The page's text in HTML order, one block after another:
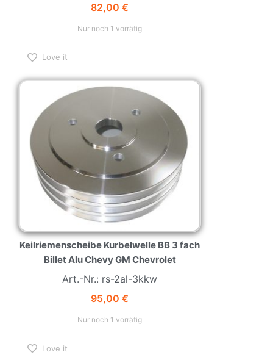
82,00 €
Nur noch 1 vorrätig
Love it
Keilriemenscheibe Kurbelwelle BB 3 fach
Billet Alu Chevy GM Chevrolet
Art.-Nr.: rs-2al-3kkw
95,00 €
Nur noch 1 vorrätig
Love it